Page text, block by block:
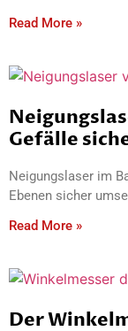
Read More »
Gefälle
Neigungslaser im
Ebenen sicher
Read More »
Der